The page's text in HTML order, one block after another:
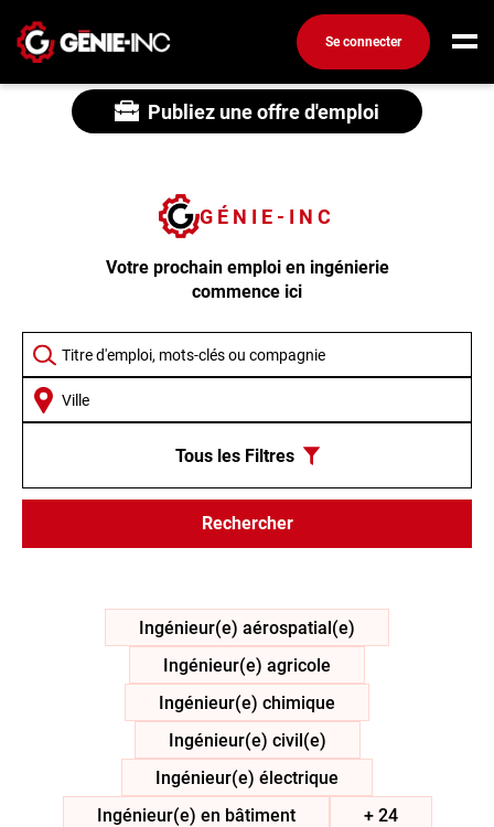
Se connecter
Connexion
Créez un compte
Recherchez un emploi
Compagnies
Ma boîte à outils
Conseils carrière
Métiers
Inscrivez-vous à l'infolettre
Publiez une offre d'emploi
Publiez une offre d'emploi
GÉNIE-INC
Votre prochain emploi en ingénierie
commence ici
Tous les Filtres
Rechercher
Ingénieur(e) aérospatial(e)
Ingénieur(e) agricole
Ingénieur(e) chimique
Ingénieur(e) civil(e)
Ingénieur(e) électrique
Ingénieur(e) en bâtiment
+ 24